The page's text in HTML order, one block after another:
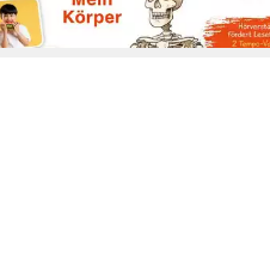
in 3-4 Werktagen bei dir